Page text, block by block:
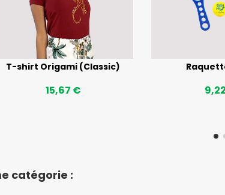
T-shirt Origami (Classic)
15,67 €
catégorie :